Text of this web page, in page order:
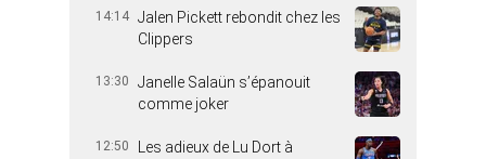
14:14 Jalen Pickett rebondit chez les
Clippers
13:30
Janelle Salaün s’épanouit
comme joker
12:50
Les adieux de Lu Dort à